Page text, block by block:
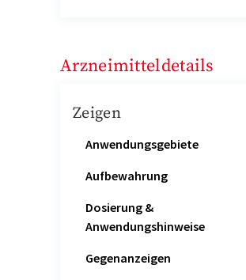
Arzneimitteldetails
Zeigen
Anwendungsgebiete
Aufbewahrung
Dosierung &
Anwendungshinweise
Gegenanzeigen